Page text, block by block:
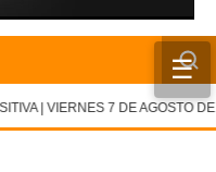
☰
| VIERNES 7 DE AGOSTO DE